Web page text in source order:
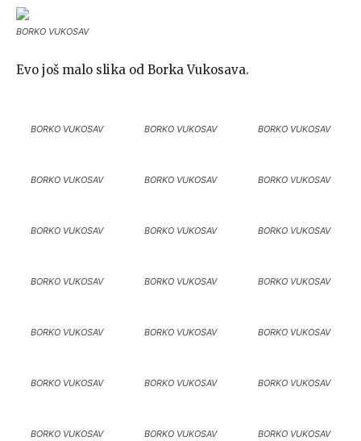
BORKO VUKOSAV
Evo još malo slika od Borka Vukosava.
BORKO VUKOSAV BORKO VUKOSAV BORKO VUKOSAV
BORKO VUKOSAV BORKO VUKOSAV BORKO VUKOSAV
BORKO VUKOSAV BORKO VUKOSAV BORKO VUKOSAV
BORKO VUKOSAV BORKO VUKOSAV BORKO VUKOSAV
BORKO VUKOSAV BORKO VUKOSAV BORKO VUKOSAV
BORKO VUKOSAV BORKO VUKOSAV BORKO VUKOSAV
BORKO VUKOSAV BORKO VUKOSAV BORKO VUKOSAV